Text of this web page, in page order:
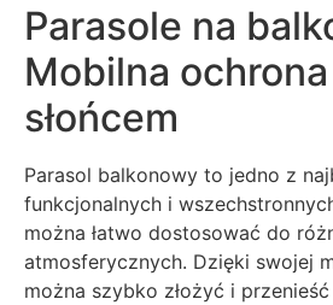
Parasole na
Mobilna
słońcem
Parasol balkonowy to jedno z
funkcjonalnych i
można łatwo dostosować do
atmosferycznych. Dzięki swojej
można szybko złożyć i